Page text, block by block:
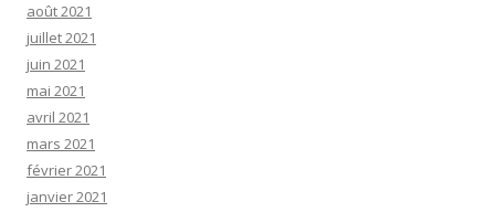
août 2021
juillet 2021
juin 2021
mai 2021
avril 2021
mars 2021
février 2021
janvier 2021